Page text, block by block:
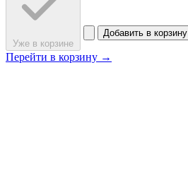
Уже в корзине
Добавить в корзину
Перейти в корзину →